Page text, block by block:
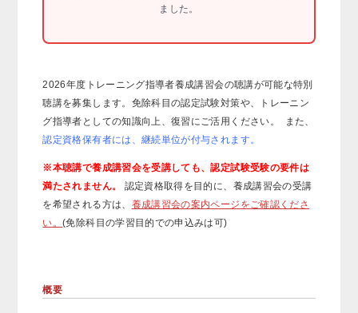
ました。
2026年度トレーニング指導者養成講習会の聴講が可能な特別
聴講を募集します。免除科目の認定試験対策や、トレーニン
グ指導者としての知識向上、復習にご活用ください。 また、
認定資格保有者には、継続単位が付与されます。
※本聴講で養成講習会を受講しても、認定試験受験の要件は
満たされません。
認定資格取得を目的に、養成講習会の受講
を希望される方は、 養成講習会の案内ページをご確認くださ
い。(免除科目の学習目的での申込みは可)
概要